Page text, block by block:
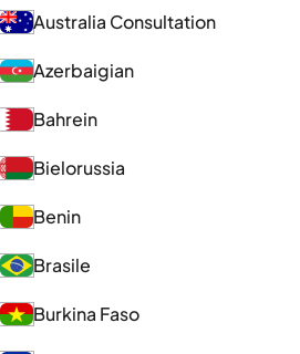
Australia Consultation
Azerbaigian
Bahrein
Bielorussia
Benin
Brasile
Burkina Faso